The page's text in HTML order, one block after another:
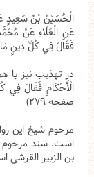
الْحُسَيْنُ بْنُ سَعِيدٍ
عَنِ الْعَلَاءِ عَنْ
فَقَالَ فِي كُلِّ دِينٍ مَا
در تهذیب نیز
الْأَحْكَامِ فَقَالَ
صفحه ۲۷۹)
مرحوم شیخ این
است. سند مرحوم
بن الزبیر القرشی